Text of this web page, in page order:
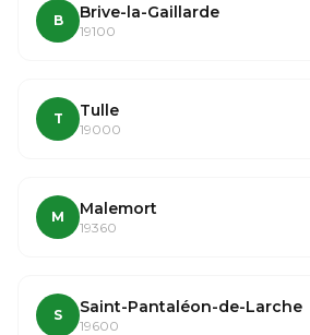
B Brive-la-Gaillarde
19100
T Tulle
19000
M Malemort
19360
S Saint-Pantaléon-de-Larche
19600